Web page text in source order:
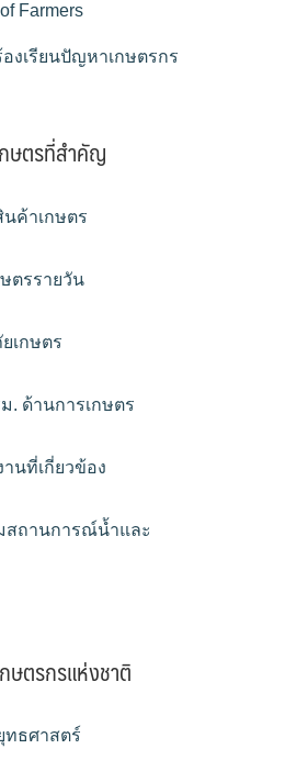
Farmers
องเรียนปัญหาเกษตรกร
ษตรที่สำคัญ
นค้าเกษตร
ตรรายวัน
เกษตร
. ด้านการเกษตร
นที่เกี่ยวข้อง
สถานการณ์น้ำและ
ษตรกรแห่งชาติ
ทธศาสตร์